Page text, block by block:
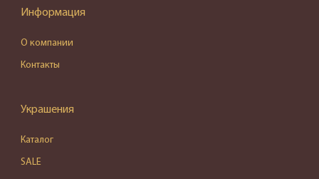
Информация
О компании
Контакты
Украшения
Каталог
SALE